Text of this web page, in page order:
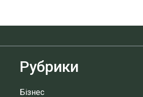
Рубрики
Бізнес